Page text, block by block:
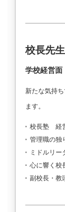
校長先
学校経営面
新たな気持
ます。
校長塾 経
管理職の独
ミドルリ
心に響く校
副校長・教